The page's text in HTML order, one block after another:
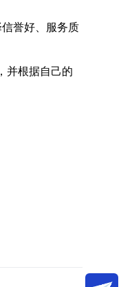
誉好、服务质
并根据自己的